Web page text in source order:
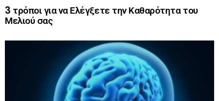
3 τρόποι για να Ελέγξετε την Καθαρότητα του
Μελιού σας